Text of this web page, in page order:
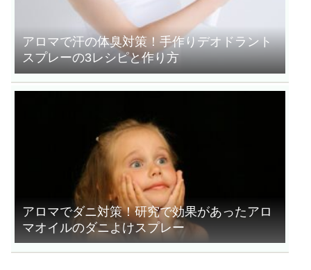
アロマで汗の体臭対策！手作りデオドラント
スプレーの3レシピと作り方
アロマでダニ対策！研究で効果があったアロ
マオイルのダニよけスプレー